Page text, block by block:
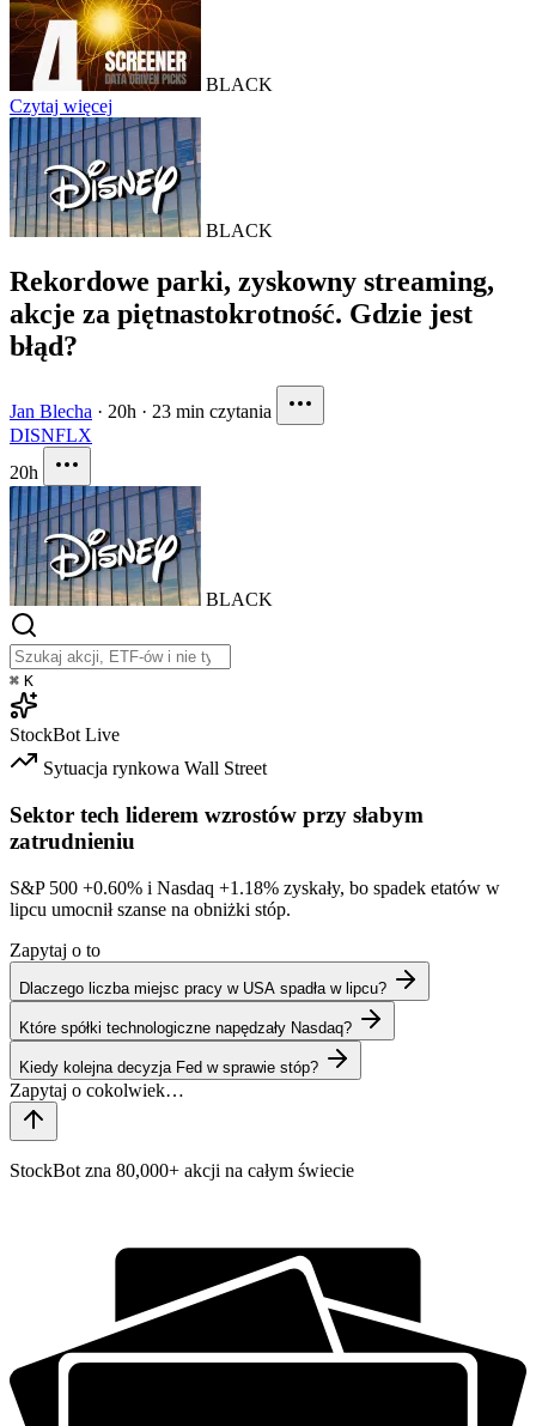
BLACK
Czytaj więcej
BLACK
Rekordowe parki, zyskowny streaming,
akcje za piętnastokrotność. Gdzie jest
błąd?
Jan Blecha · 20h · 23 min czytania
DISNFLX
20h
BLACK
⌘ K
StockBot Live
Sytuacja rynkowa Wall Street
Sektor tech liderem wzrostów przy słabym
zatrudnieniu
S&P 500 +0.60% i Nasdaq +1.18% zyskały, bo spadek etatów w
lipcu umocnił szanse na obniżki stóp.
Zapytaj o to
Dlaczego liczba miejsc pracy w USA spadła w lipcu?
Które spółki technologiczne napędzały Nasdaq?
Kiedy kolejna decyzja Fed w sprawie stóp?
StockBot zna 80,000+ akcji na całym świecie